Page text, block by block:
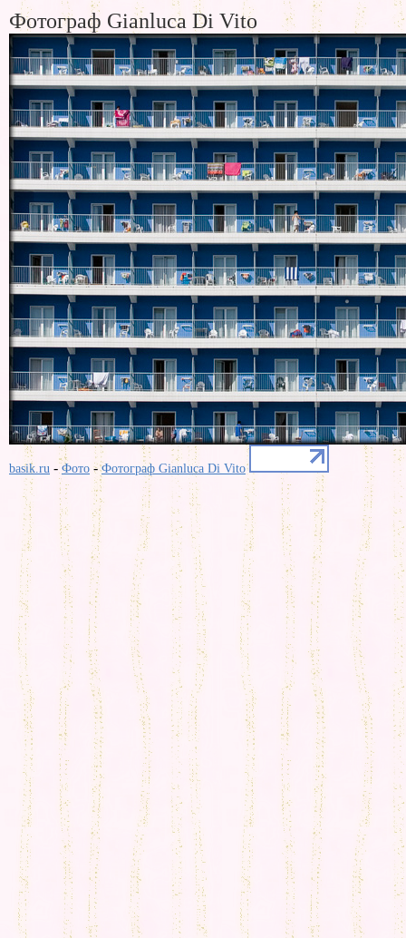
Фотограф Gianluca Di Vito
basik.ru -Фото -Фотограф Gianluca Di Vito